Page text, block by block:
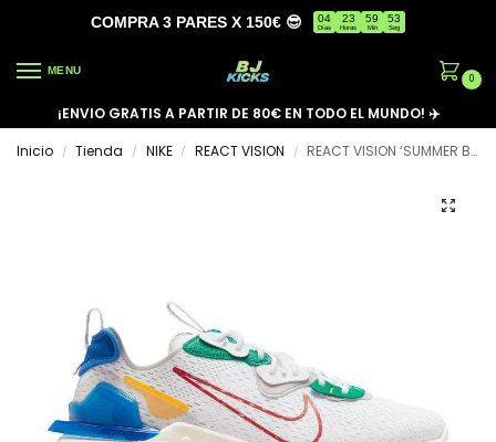
COMPRA 3 PARES X 150€ 😎 04
Días
23
Horas
59
Min
53
Seg
MENU
0
¡ENVIO GRATIS A PARTIR DE 80€ EN TODO EL MUNDO! ✈️
Inicio
/ Tienda / NIKE / REACT VISION / REACT VISION ‘SUMMER BRIGHTS’